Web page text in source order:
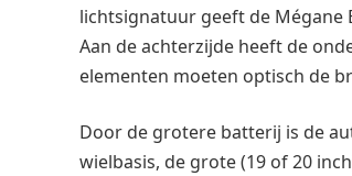
lichtsignatuur geeft de Mégane
Aan de achterzijde heeft de
elementen moeten optisch de
Door de grotere batterij is de
wielbasis, de grote (19 of 20